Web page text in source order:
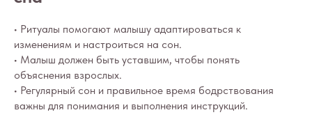
• Ритуалы помогают малышу адаптироваться к
изменениям и настроиться на сон.
• Малыш должен быть уставшим, чтобы понять
объяснения взрослых.
• Регулярный сон и правильное время бодрствования
важны для понимания и выполнения инструкций.